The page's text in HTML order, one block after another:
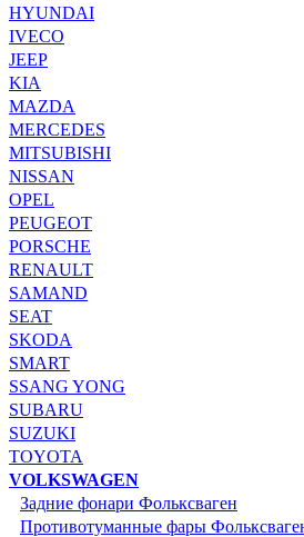
HYUNDAI
IVECO
JEEP
KIA
MAZDA
MERCEDES
MITSUBISHI
NISSAN
OPEL
PEUGEOT
PORSCHE
RENAULT
SAMAND
SEAT
SKODA
SMART
SSANG YONG
SUBARU
SUZUKI
TOYOTA
VOLKSWAGEN
Задние фонари Фольксваген
Противотуманные фары